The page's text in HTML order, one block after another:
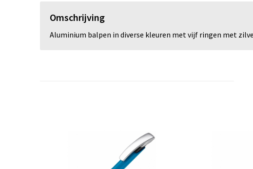
Omschrijving
Aluminium balpen in diverse kleuren met vijf ringen met